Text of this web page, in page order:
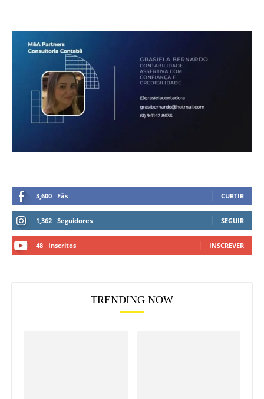
3,600 Fãs CURTIR
1,362 Seguidores SEGUIR
48 Inscritos INSCREVER
TRENDING NOW